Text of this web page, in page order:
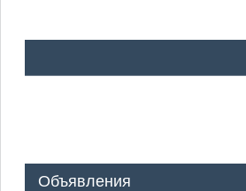
Объявления